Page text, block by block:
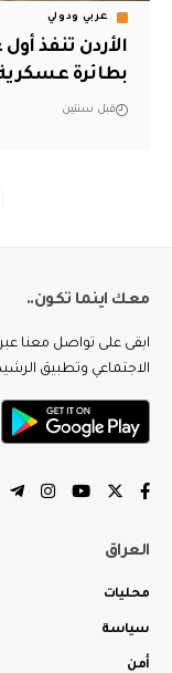
عربي ودولي
الأردن تنفذ
بطائرة
قبل سنتين
معك اينما تكون..
ابقى على تواصل معنا
الاجتماعي وتطبيق
العراق
محليات
سياسة
أمن